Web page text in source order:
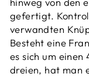
gefertigt.
verwandten
Besteht eine
es sich um einen
dreien, hat man